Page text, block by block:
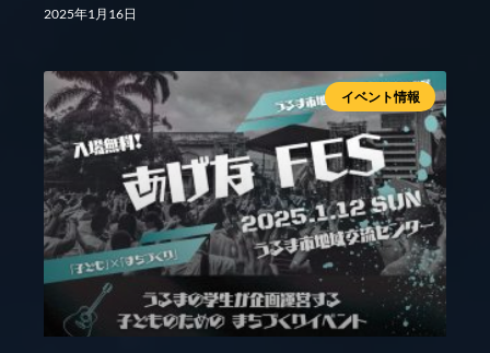
2025年1月16日
イベント情報